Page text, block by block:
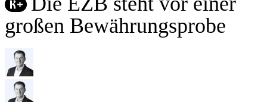
großen Bewährungsprobe